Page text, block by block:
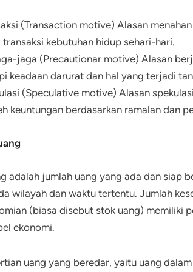
(Transaction motive) Alasan
kebutuhan hidup sehari-hari.
jaga (Precautionar motive) Alasan
keadaan darurat dan hal yang terjadi
(Speculative motive) Alasan
keuntungan berdasarkan ramalan dan
adalah jumlah uang yang ada dan siap
wilayah dan waktu tertentu. Jumlah
(biasa disebut stok uang) memiliki
ekonomi.
uang yang beredar, yaitu uang